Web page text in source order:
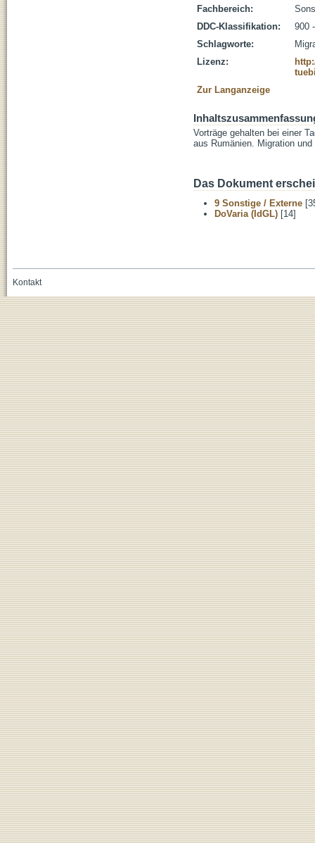
Fachbereich:
DDC-Klassifikation:
900
Schlagworte:
Lizenz:
Zur Langanzeige
Vorträge gehalten bei einer
aus Rumänien. Migration
Das Dokument
9 Sonstige / Externe
DoVaria (IdGL) [14]
Kontakt